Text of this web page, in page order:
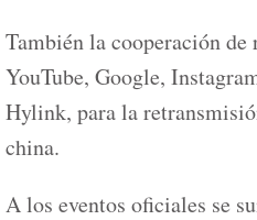
También la cooperación de
YouTube, Google,
Hylink, para la
china.
A los eventos oficiales se